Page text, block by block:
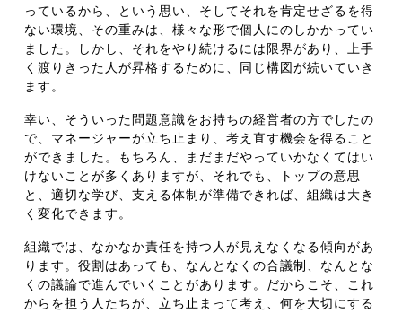
っているから、という思い、そしてそれを肯定せざるを得
ない環境、その重みは、様々な形で個人にのしかかってい
ました。しかし、それをやり続けるには限界があり、上手
く渡りきった人が昇格するために、同じ構図が続いていき
ます。
幸い、そういった問題意識をお持ちの経営者の方でしたの
で、マネージャーが立ち止まり、考え直す機会を得ること
ができました。もちろん、まだまだやっていかなくてはい
けないことが多くありますが、それでも、トップの意思
と、適切な学び、支える体制が準備できれば、組織は大き
く変化できます。
組織では、なかなか責任を持つ人が見えなくなる傾向があ
ります。役割はあっても、なんとなくの合議制、なんとな
くの議論で進んでいくことがあります。だからこそ、これ
からを担う人たちが、立ち止まって考え、何を大切にする